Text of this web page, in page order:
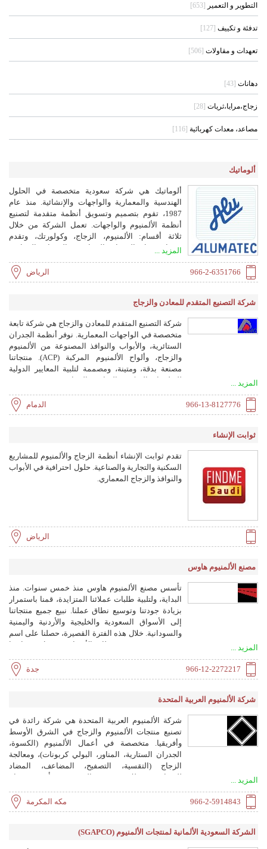
التطوير و التعمير [653]
تدفئة و تكييف [127]
تعهدات و مقاولات [506]
دهانات [43]
زجاج،مرايا،ثريات [28]
مصاعد، معدات كهربائية [116]
ألوماتيك
ألوماتيك هي شركة سعودية متخصصة في الحلول
الهندسية والمعمارية والواجهات والإنشائية. منذ عام
1987، تقوم بتصميم وتسويق أنظمة متقدمة لتصنيع
أنظمة الألمنيوم والواجهات. تعمل الشركة من خلال
ثلاثة أقسام: الألمنيوم، الزجاج، وكولورتك، وتقدم
منتجات مثل الجدران الستائرية، الجدران الزجاجية
وخدمات الطلاء. ألوماتيك مورد معتمد من أرامكو
السعودية وحاصلة على شهادة ISO 9001:2015.
المزيد ...
966-2-6351766 الرياض
شركة التصنيع المتقدم للمعادن والزجاج
شركة التصنيع المتقدم للمعادن والزجاج هي شركة تابعة
متخصصة في الواجهات المعمارية. نوفر أنظمة الجدران
الستائرية، والأبواب والنوافذ المصنوعة من الألمنيوم
والزجاج، وألواح الألمنيوم المركبة (ACP). منتجاتنا
مصنعة بدقة، ومتينة، ومصممة لتلبية المعايير الدولية
للتطبيقات السكنية والتجارية والصناعية.
المزيد ...
966-13-8127776 الدمام
ثوابت الإنشاء
تقدم ثوابت الإنشاء أنظمة الزجاج والألمنيوم للمشاريع
السكنية والتجارية والصناعية. حلول احترافية في الأبواب
والنوافذ والزجاج المعماري.
الرياض
مصنع الألمنيوم هاوس
تأسس مصنع الألمنيوم هاوس منذ خمس سنوات. منذ
البداية، ولتلبية طلبات عملائنا المتزايدة، قمنا باستمرار
بزيادة جودتنا وتوسيع نطاق عملنا. نبيع جميع منتجاتنا
إلى الأسواق السعودية والخليجية والأردنية واليمنية
والسودانية. خلال هذه الفترة القصيرة، حصلنا على اسم
مرموق ومحترم في تلك الأسواق، بفضل مساحتنا
من خلال التكنولوجيا الداخلية، والتنظيم وفقًا للمعايير
الدولية. ننتج السلالم، ومشابك الأنابيب، وسدادات
صيانة الأسقف.
المزيد ...
966-12-2272217 جدة
شركة الألمنيوم العربية المتحدة
شركة الألمنيوم العربية المتحدة هي شركة رائدة في
تصنيع منتجات الألمنيوم والزجاج في الشرق الأوسط
وأفريقيا. متخصصة في أعمال الألمنيوم (الكسوة،
الجدران الستارية، المناور، البولي كربونات)، ومعالجة
الزجاج (التقسية، التصفيح، المضاعف، المضاد
للرصاص)، وطلاء PVDF والمسحوق. تأسست عام
تبلغ 500,000 متر مربع سنويًا. وهي عضو في مجموعة
شركات مواد البناء القابضة (CPC).
المزيد ...
966-2-5914843 مكه المكرمة
الشركة السعودية الألمانية لمنتجات الألمنيوم (SGAPCO)